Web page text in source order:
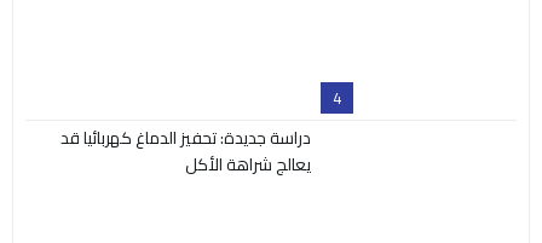
4
دراسة جديدة: تحفيز الدماغ كهربائيا قد
يعالج شراهة الأكل